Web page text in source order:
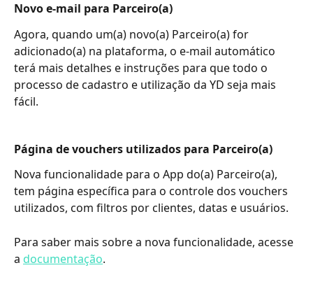
Novo e-mail para Parceiro(a)
Agora, quando um(a) novo(a) Parceiro(a) for
adicionado(a) na plataforma, o e-mail automático
terá mais detalhes e instruções para que todo o
processo de cadastro e utilização da YD seja mais
fácil.
Página de vouchers utilizados para Parceiro(a)
Nova funcionalidade para o App do(a) Parceiro(a),
tem página específica para o controle dos vouchers
utilizados, com filtros por clientes, datas e usuários.
Para saber mais sobre a nova funcionalidade, acesse
a documentação.